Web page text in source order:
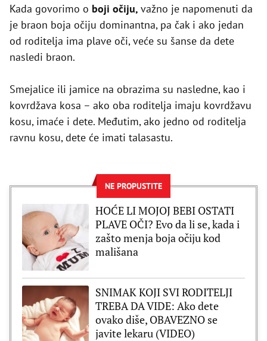
Kada govorimo o boji očiju, važno je napomenuti da
je braon boja očiju dominantna, pa čak i ako jedan
od roditelja ima plave oči, veće su šanse da dete
nasledi braon.
Smejalice ili jamice na obrazima su nasledne, kao i
kovrdžava kosa – ako oba roditelja imaju kovrdžavu
kosu, imaće i dete. Međutim, ako jedno od roditelja
ravnu kosu, dete će imati talasastu.
NE PROPUSTITE
HOĆE LI MOJOJ BEBI OSTATI
PLAVE OČI? Evo da li se, kada i
zašto menja boja očiju kod
mališana
SNIMAK KOJI SVI RODITELJI
TREBA DA VIDE: Ako dete
ovako diše, OBAVEZNO se
javite lekaru (VIDEO)